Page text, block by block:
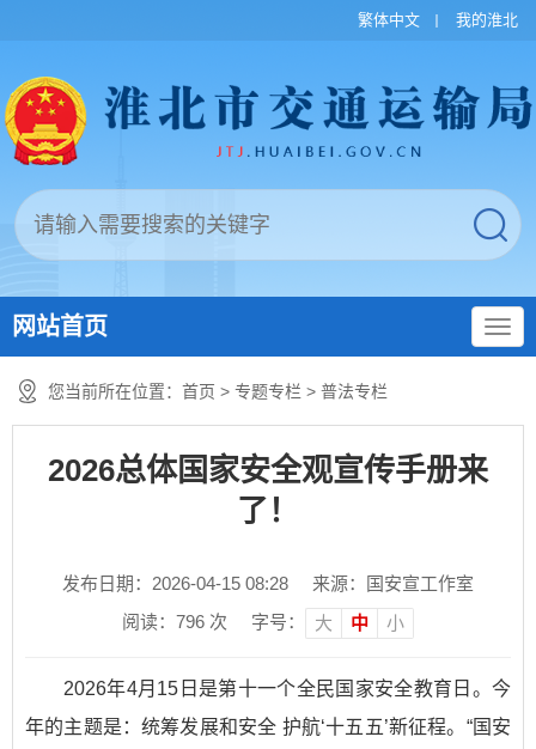
繁体中文 我的淮北
网站首页
您当前所在位置： 首页 > 专题专栏 > 普法专栏
2026总体国家安全观宣传手册来
了！
发布日期：2026-04-15 08:28
来源：国安宣工作室
阅读： 796 次 字号： 大 中 小
2026年4月15日是第十一个全民国家安全教育日。今
年的主题是：统筹发展和安全 护航‘十五五’新征程。“国安